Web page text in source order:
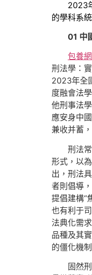
2023
的學科系
01 中
包養網
刑法學：
2023年全
度融會法
他刑事法
應安身中
兼收并蓄
刑法
形式，以
出，刑法
者則倡導
提倡建構“
也有利于
法典化需
品種及其
的僵化機
固然